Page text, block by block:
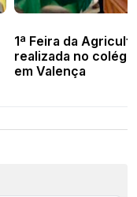
1ª Feira da
realizada no
em Valença